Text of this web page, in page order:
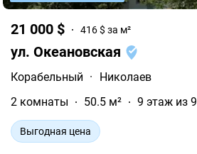
21 000 $ 416 $ за м²
ул. Океановская
Корабельный ·
Николаев
2 комнаты
50.5 м² 9 этаж из 9
Выгодная цена